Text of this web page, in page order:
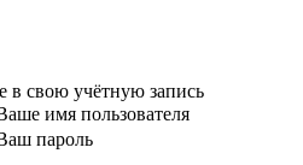
в свою учётную запись
имя пользователя
пароль